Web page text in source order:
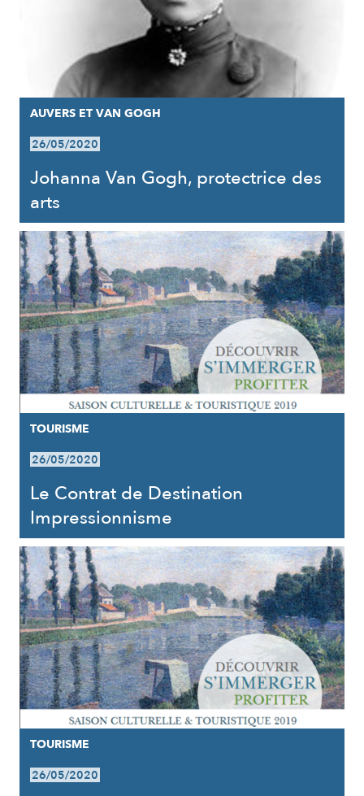
AUVERS ET VAN GOGH
26/05/2020
Johanna Van Gogh, protectrice des
arts
TOURISME
26/05/2020
Le Contrat de Destination
Impressionnisme
TOURISME
26/05/2020